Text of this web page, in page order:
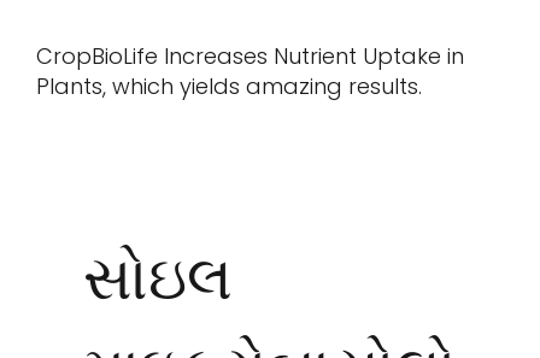
સોઇલ
CropBioLife Increases Nutrient Uptake in
Plants, which yields amazing results.